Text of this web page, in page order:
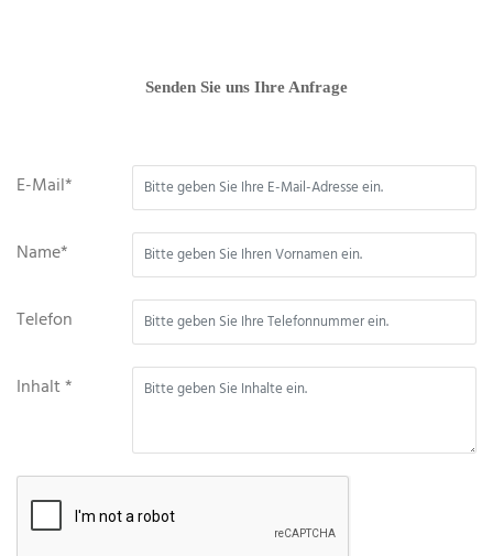
Senden Sie uns Ihre Anfrage
E-Mail*
Name*
Telefon
Inhalt *